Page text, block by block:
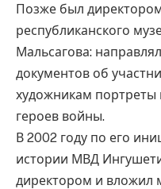
Позже был
республиканского
Мальсагова:
документов об
художникам портреты
героев войны.
В 2002 году по его
истории МВД
директором и вложил